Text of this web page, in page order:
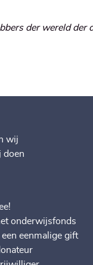
der wereld der
wij
doen
onderwijsfonds
een eenmalige gift